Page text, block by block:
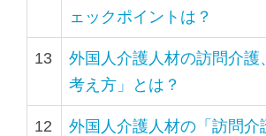
ェックポイントは？
13
外国人介護人材の訪問介護
考え方」とは？
12
外国人介護人材の「訪問介